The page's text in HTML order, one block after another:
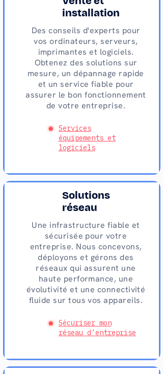
installation
Des conseils d'experts pour
vos ordinateurs, serveurs,
imprimantes et logiciels.
Obtenez des solutions sur
mesure, un dépannage rapide
et un service fiable pour
assurer le bon fonctionnement
de votre entreprise.
Services
équipements et
logiciels
Solutions
réseau
Une infrastructure fiable et
sécurisée pour votre
entreprise. Nous concevons,
déployons et gérons des
réseaux qui assurent une
haute performance, une
évolutivité et une connectivité
fluide sur tous vos appareils.
Sécuriser mon
réseau d'entreprise